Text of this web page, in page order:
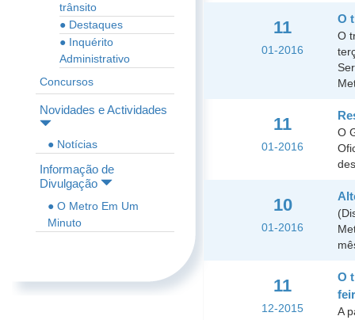
trânsito
● Destaques
● Inquérito
Administrativo
Concursos
Novidades e Actividades
● Notícias
Informação de
Divulgação
● O Metro Em Um
Minuto
11
01-2016
O
O
11
01-2016
O
10
01-2016
11
12-2015
O
A